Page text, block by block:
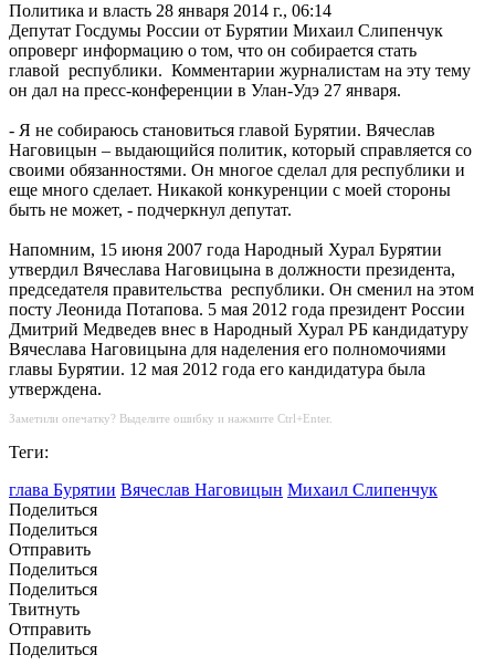
Политика и власть 28 января 2014 г., 06:14
Депутат Госдумы России от Бурятии Михаил Слипенчук
опроверг информацию о том, что он собирается стать
главой республики. Комментарии журналистам на эту тему
он дал на пресс-конференции в Улан-Удэ 27 января.
- Я не собираюсь становиться главой Бурятии. Вячеслав
Наговицын – выдающийся политик, который справляется со
своими обязанностями. Он многое сделал для республики и
еще много сделает. Никакой конкуренции с моей стороны
быть не может, - подчеркнул депутат.
Напомним, 15 июня 2007 года Народный Хурал Бурятии
утвердил Вячеслава Наговицына в должности президента,
председателя правительства республики. Он сменил на этом
посту Леонида Потапова. 5 мая 2012 года президент России
Дмитрий Медведев внес в Народный Хурал РБ кандидатуру
Вячеслава Наговицына для наделения его полномочиями
главы Бурятии. 12 мая 2012 года его кандидатура была
утверждена.
Заметили опечатку? Выделите ошибку и нажмите Ctrl+Enter.
Теги:
глава Бурятии Вячеслав Наговицын Михаил Слипенчук
Поделиться
Поделиться
Отправить
Поделиться
Поделиться
Твитнуть
Отправить
Поделиться